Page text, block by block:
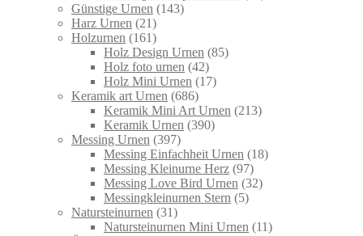
Günstige Urnen (143)
Harz Urnen (21)
Holzurnen (161)
Holz Design Urnen (85)
Holz foto urnen (42)
Holz Mini Urnen (17)
Keramik art Urnen (686)
Keramik Mini Art Urnen (213)
Keramik Urnen (390)
Messing Urnen (397)
Messing Einfachheit Urnen (18)
Messing Kleinurne Herz (97)
Messing Love Bird Urnen (32)
Messingkleinurnen Stern (5)
Natursteinurnen (31)
Natursteinurnen Mini Urnen (11)